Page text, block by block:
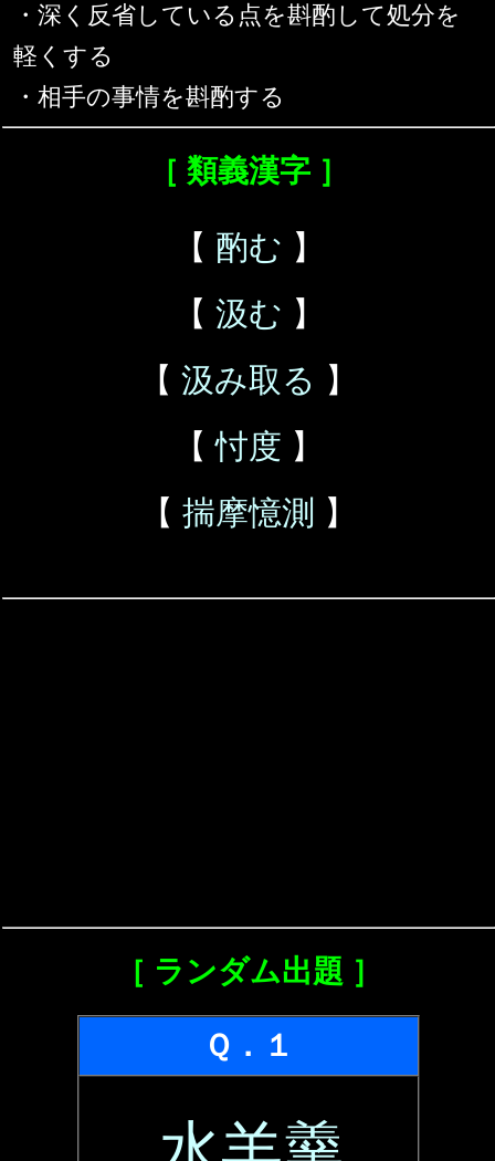
・深く反省している点を斟酌して処分を
軽くする
・相手の事情を斟酌する
［ 類義漢字 ］
【 酌む 】
【 汲む 】
【 汲み取る 】
【忖度 】
【 揣摩憶測 】
［ ランダム出題 ］
Ｑ．１